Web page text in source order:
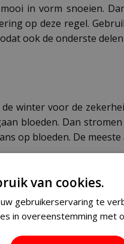
in vorm snoeien.
op deze regel.
ook de onderste
winter voor de
bloeden. Dan
op bloeden. De
mits het niet vriest.
tot februari
terugsnoeien.
krijgen zich te
van cookies.
gebruikerservaring te
in overeenstemming met